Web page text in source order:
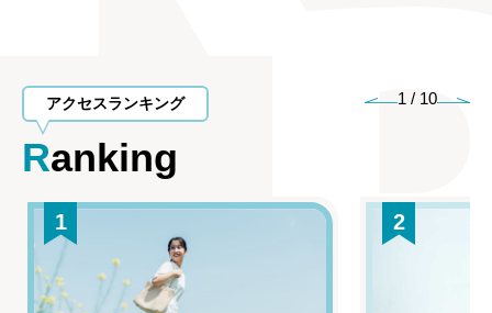
アクセスランキング
Ranking
1 / 10
1 2